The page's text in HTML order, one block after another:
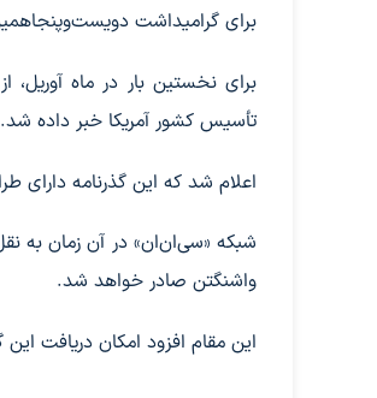
برای گرامیداشت
برای نخستین بار در ماه
تأسیس کشور آمریکا خبر داده شد.
اعلام شد که این گذرنامه
شبکه «سی‌ان‌ان» در آن زمان به
واشنگتن صادر خواهد شد.
این مقام افزود امکان دریافت